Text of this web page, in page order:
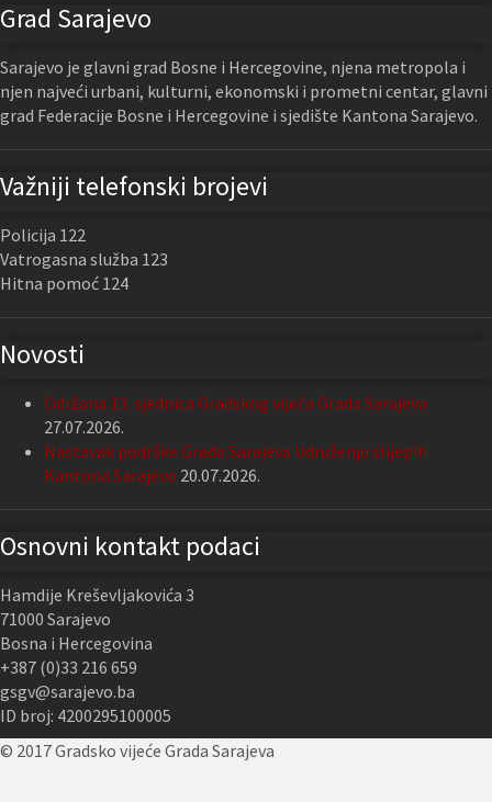
Grad Sarajevo
Sarajevo je glavni grad Bosne i Hercegovine, njena metropola i
njen najveći urbani, kulturni, ekonomski i prometni centar, glavni
grad Federacije Bosne i Hercegovine i sjedište Kantona Sarajevo.
Važniji telefonski brojevi
Policija 122
Vatrogasna služba 123
Hitna pomoć 124
Novosti
Održana 13. sjednica Gradskog vijeća Grada Sarajeva
27.07.2026.
Nastavak podrške Grada Sarajeva Udruženju slijepih
Kantona Sarajevo 20.07.2026.
Osnovni kontakt podaci
Hamdije Kreševljakovića 3
71000 Sarajevo
Bosna i Hercegovina
+387 (0)33 216 659
gsgv@sarajevo.ba
ID broj: 4200295100005
© 2017 Gradsko vijeće Grada Sarajeva